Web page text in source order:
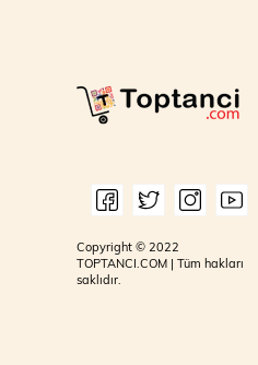
Copyright © 2022
TOPTANCI.COM | Tüm hakları
saklıdır.